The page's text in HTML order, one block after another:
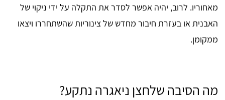
מאחוריו. לרוב, יהיה אפשר לסדר את התקלה על ידי ניקוי של
האבנית או בעזרת חיבור מחדש של צינוריות שהשתחררו ויצאו
ממקומן.
מה הסיבה שלחצן ניאגרה נתקע?